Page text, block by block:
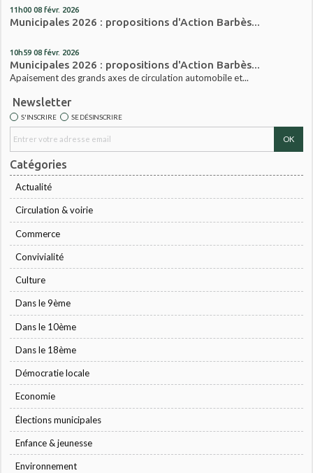
11h00 08 févr. 2026
Municipales 2026 : propositions d'Action Barbès...
10h59 08 févr. 2026
Municipales 2026 : propositions d'Action Barbès...
Apaisement des grands axes de circulation automobile et...
Newsletter
S'INSCRIRE SE DÉSINSCRIRE
Catégories
Actualité
Circulation & voirie
Commerce
Convivialité
Culture
Dans le 9ème
Dans le 10ème
Dans le 18ème
Démocratie locale
Economie
Élections municipales
Enfance & jeunesse
Environnement